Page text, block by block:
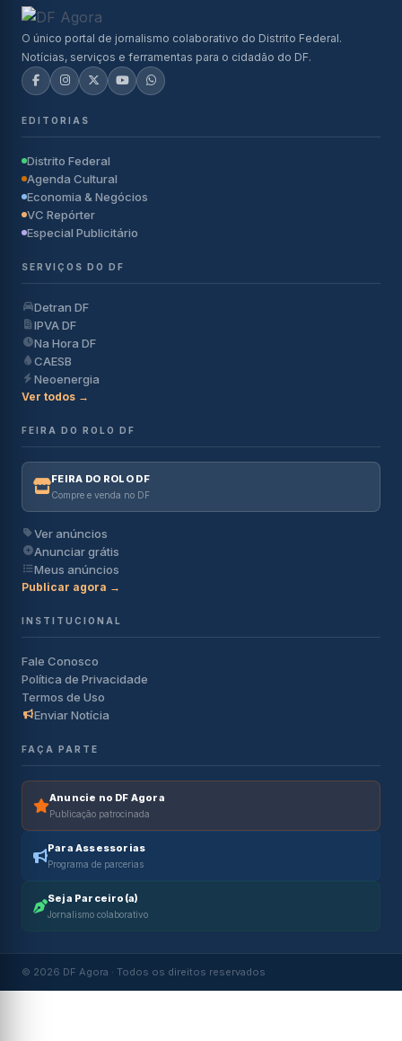
O único portal de jornalismo colaborativo do Distrito Federal.
Notícias, serviços e ferramentas para o cidadão do DF.
EDITORIAS
Distrito Federal
Agenda Cultural
Economia & Negócios
VC Repórter
Especial Publicitário
SERVIÇOS DO DF
Detran DF
IPVA DF
Na Hora DF
CAESB
Neoenergia
Ver todos →
FEIRA DO ROLO DF
FEIRA DO ROLO DF
Compre e venda no DF
Ver anúncios
Anunciar grátis
Meus anúncios
Publicar agora →
INSTITUCIONAL
Fale Conosco
Política de Privacidade
Termos de Uso
Enviar Notícia
FAÇA PARTE
Anuncie no DF Agora
Publicação patrocinada
Para Assessorias
Programa de parcerias
Seja Parceiro(a)
Jornalismo colaborativo
© 2026 DF Agora · Todos os direitos reservados